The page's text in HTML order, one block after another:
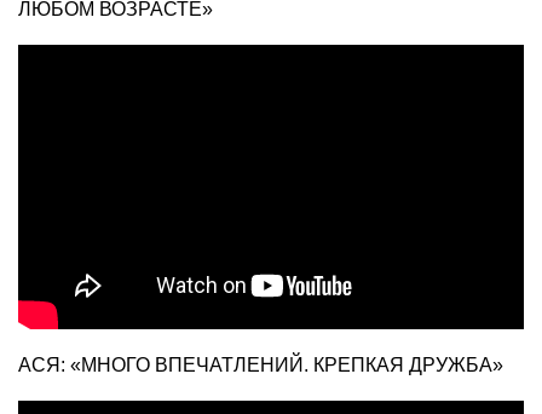
ЛЮБОМ ВОЗРАСТЕ»
АСЯ: «МНОГО ВПЕЧАТЛЕНИЙ. КРЕПКАЯ ДРУЖБА»